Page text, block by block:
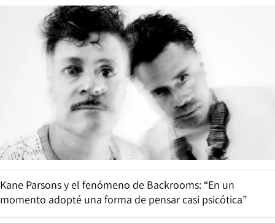
Kane Parsons y el fenómeno de Backrooms: “En un
momento adopté una forma de pensar casi psicótica”